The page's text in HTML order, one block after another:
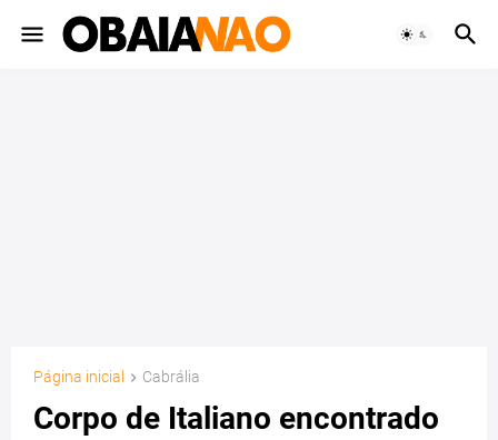
Página inicial Cabrália
Corpo de Italiano encontrado